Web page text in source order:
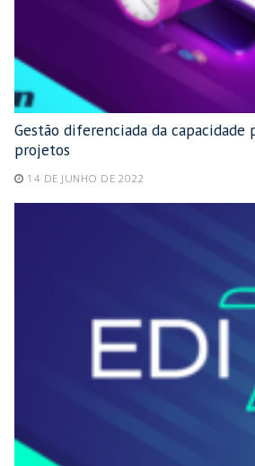
Gestão diferenciada da capacidade
projetos
14 DE JUNHO DE 2022